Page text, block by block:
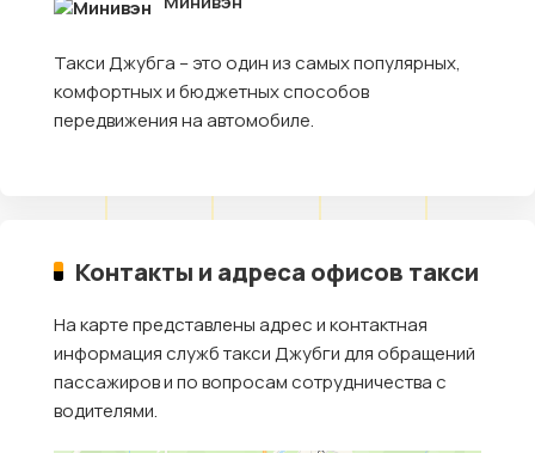
Такси Джубга – это один из самых популярных,
комфортных и бюджетных способов
передвижения на автомобиле.
Контакты и адреса офисов такси
На карте представлены адрес и контактная
информация служб такси Джубги для обращений
пассажиров и по вопросам сотрудничества с
водителями.